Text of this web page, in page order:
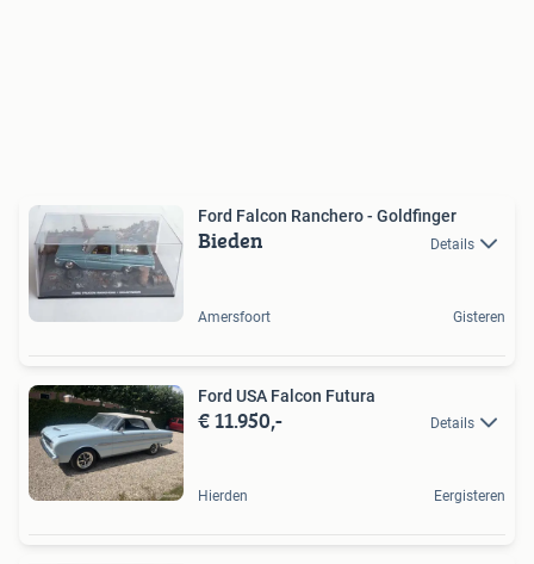
Ford Falcon Ranchero - Goldfinger
Bieden Details
Amersfoort Gisteren
Ford USA Falcon Futura
€ 11.950,- Details
Hierden Eergisteren